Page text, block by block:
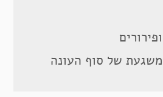
של סוף העונה